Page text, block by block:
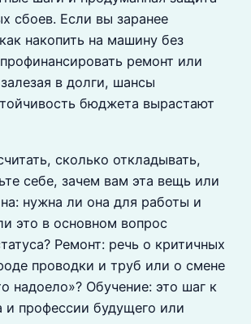
сбоев. Если вы заранее
накопить на машину без
ремонт или
в долги, шансы
бюджета вырастают
сколько откладывать,
себе, зачем вам эта вещь или
нужна ли она для работы и
это в основном вопрос
Ремонт: речь о критичных
проводки и труб или о смене
надоело»? Обучение: это шаг к
и профессии будущего или